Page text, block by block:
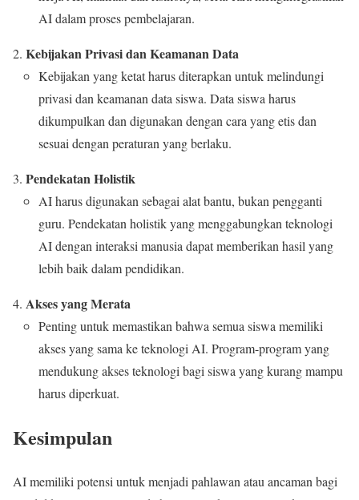
AI dalam proses pembelajaran.
Kebijakan Privasi dan Keamanan Data
Kebijakan yang ketat harus diterapkan untuk melindungi
privasi dan keamanan data siswa. Data siswa harus
dikumpulkan dan digunakan dengan cara yang etis dan
sesuai dengan peraturan yang berlaku.
Pendekatan Holistik
AI harus digunakan sebagai alat bantu, bukan pengganti
guru. Pendekatan holistik yang menggabungkan teknologi
AI dengan interaksi manusia dapat memberikan hasil yang
lebih baik dalam pendidikan.
Akses yang Merata
Penting untuk memastikan bahwa semua siswa memiliki
akses yang sama ke teknologi AI. Program-program yang
mendukung akses teknologi bagi siswa yang kurang mampu
harus diperkuat.
Kesimpulan
AI memiliki potensi untuk menjadi pahlawan atau ancaman bagi